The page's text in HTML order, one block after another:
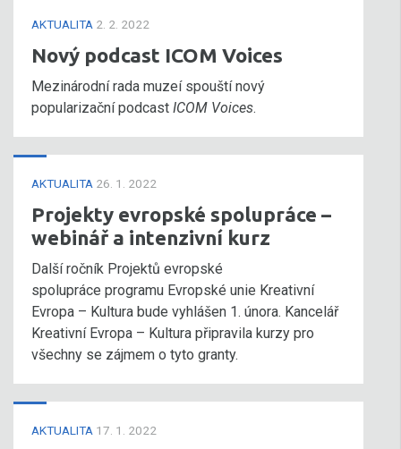
AKTUALITA 2. 2. 2022
Nový podcast ICOM Voices
Mezinárodní rada muzeí spouští nový
popularizační podcast ICOM Voices.
AKTUALITA 26. 1. 2022
Projekty evropské spolupráce –
webinář a intenzivní kurz
Další ročník Projektů evropské
spolupráce programu Evropské unie Kreativní
Evropa – Kultura bude vyhlášen 1. února. Kancelář
Kreativní Evropa – Kultura připravila kurzy pro
všechny se zájmem o tyto granty.
AKTUALITA 17. 1. 2022